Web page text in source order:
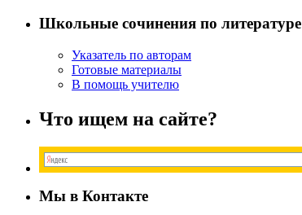
Школьные сочинения по литературе
Указатель по авторам
Готовые материалы
В помощь учителю
Что ищем на сайте?
Мы в Контакте